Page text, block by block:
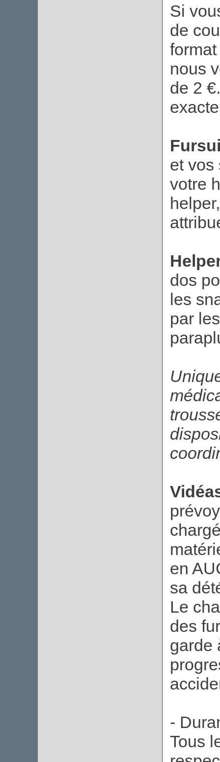
Si
de
nous
de 2
et vos
votre
dos
les
par
en
sa
Le
des
garde
-
Tous